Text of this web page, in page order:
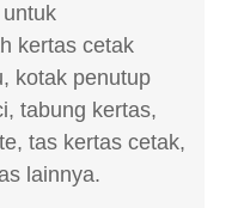
kertas cetak
kotak penutup
tabung kertas,
tas kertas cetak,
lainnya.